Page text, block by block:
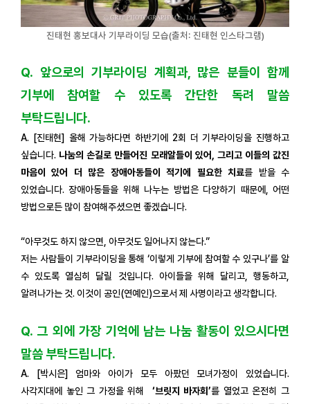
진태현 홍보대사 기부라이딩 모습(출처: 진태현 인스타그램)
Q. 앞으로의 기부라이딩 계획과, 많은 분들이 함께
기부에 참여할 수 있도록 간단한 독려 말씀
부탁드립니다.
A. [진태현] 올해 가능하다면 하반기에 2회 더 기부라이딩을 진행하고
싶습니다. 나눔의 손길로 만들어진 모래알들이 있어, 그리고 이들의 값진
마음이 있어 더 많은 장애아동들이 적기에 필요한 치료를 받을 수
있었습니다. 장애아동들을 위해 나누는 방법은 다양하기 때문에, 어떤
방법으로든 많이 참여해주셨으면 좋겠습니다.
“아무것도 하지 않으면, 아무것도 일어나지 않는다.”
저는 사람들이 기부라이딩을 통해 ‘이렇게 기부에 참여할 수 있구나’를 알
수 있도록 열심히 달릴 것입니다. 아이들을 위해 달리고, 행동하고,
알려나가는 것. 이것이 공인(연예인)으로서 제 사명이라고 생각합니다.
Q. 그 외에 가장 기억에 남는 나눔 활동이 있으시다면
말씀 부탁드립니다.
A. [박시은] 엄마와 아이가 모두 아팠던 모녀가정이 있었습니다.
사각지대에 놓인 그 가정을 위해
‘브릿지 바자회’를 열었고 온전히 그